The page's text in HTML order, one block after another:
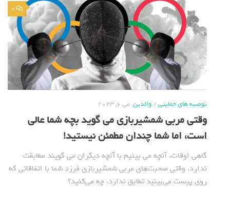
0
توصیه های حمایتی/والدین می 6, 2023
وقتی مربی شمشیربازی می گوید بچه شما عالی
است، اما شما چندان مطمئن نیستید!
گاهی اوقات، آنچه می بینیم با آنچه دیگران می گویند مطابقت
ندارد. وقتی صحبت‌های مربی شمشیربازی فرزد شما با اتفاقاتی که
روی پیست می‌بینید تطابق ندارد، چه می‌کنید؟